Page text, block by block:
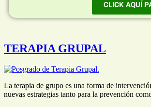
CLICK AQUÍ
TERAPIA GRUPAL
La terapia de grupo es una forma de
nuevas estrategias tanto para la prevención